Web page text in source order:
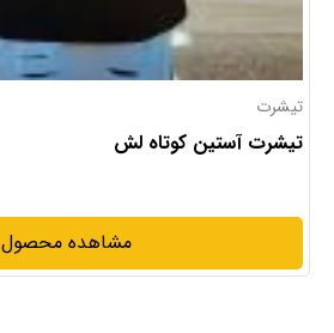
تیشرت
تیشرت آستین کوتاه لش
مشاهده محصول